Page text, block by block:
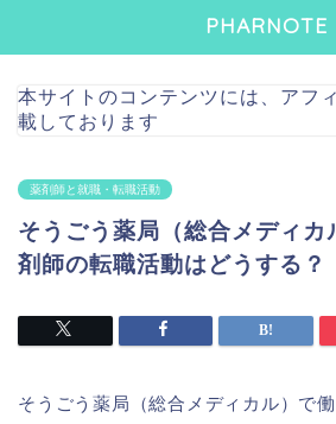
PHARNOTE
本サイトのコンテンツには、アフ
載しております
薬剤師と就職・転職活動
そうごう薬局（総合メディカ
剤師の転職活動はどうする？
そうごう薬局（総合メディカル）で